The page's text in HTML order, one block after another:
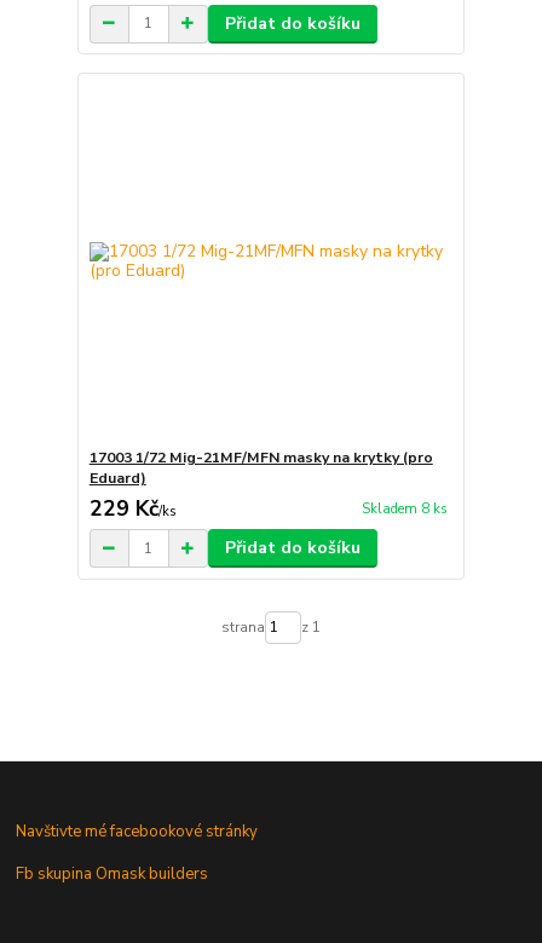
Přidat do košíku
17003 1/72 Mig-21MF/MFN masky na krytky (pro
Eduard)
229 Kč/ks Skladem 8 ks
Přidat do košíku
strana z 1
Navštivte mé facebookové stránky
Fb skupina Omask builders